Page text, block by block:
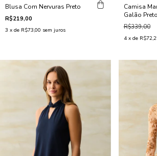
Blusa Com Nervuras Preto
R$219,00
3 x de R$73,00 sem juros
Camisa
Galão Preto
R$339,00
4 x de